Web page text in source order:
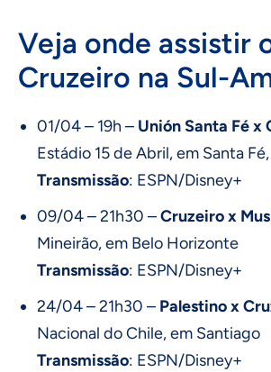
Veja onde assistir
Cruzeiro na Sul-
01/04 – 19h – Unión Santa Fé x
Estádio 15 de Abril, em Santa
Transmissão: ESPN/Disney+
09/04 – 21h30 –Cruzeiro x
Mineirão, em Belo Horizonte
Transmissão: ESPN/Disney+
24/04 – 21h30 – Palestino x
Nacional do Chile, em Santiago
Transmissão: ESPN/Disney+